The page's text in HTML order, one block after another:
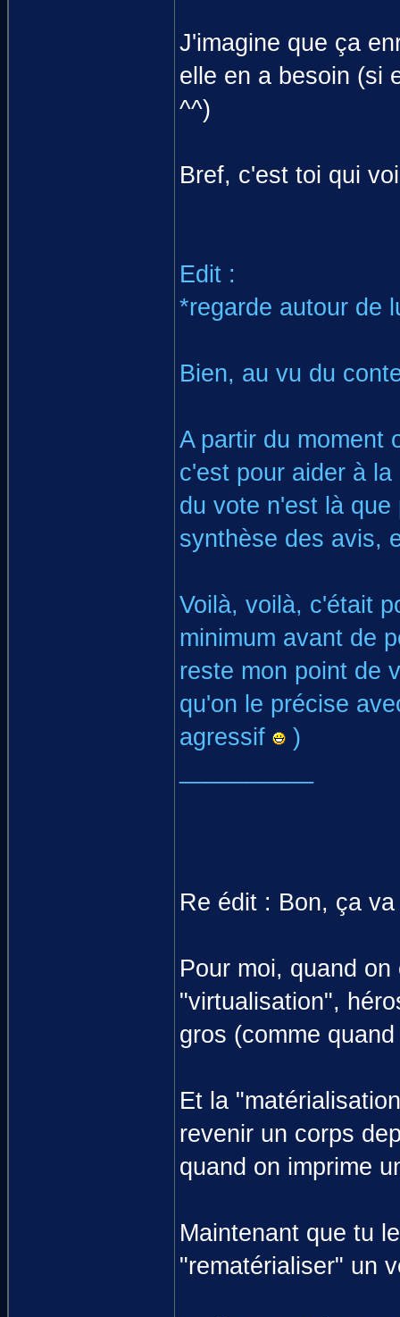
J'imagine que ça
elle en a besoin (si
^^)
Bref, c'est toi qui
Edit :
*regarde autour de
Bien, au vu du
A partir du moment
c'est pour aider à
du vote n'est là
synthèse des avis,
Voilà, voilà, c'était
minimum avant de
reste mon point de
qu'on le précise
agressif
)
Re édit : Bon, ça
Pour moi, quand
"virtualisation",
gros (comme
Et la
revenir un corps
quand on imprime
Maintenant que tu
"rematérialiser" un